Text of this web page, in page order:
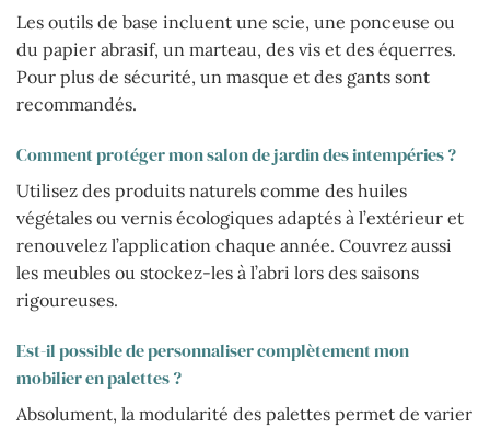
Les outils de base incluent une scie, une ponceuse ou
du papier abrasif, un marteau, des vis et des équerres.
Pour plus de sécurité, un masque et des gants sont
recommandés.
Comment protéger mon salon de jardin des intempéries ?
Utilisez des produits naturels comme des huiles
végétales ou vernis écologiques adaptés à l’extérieur et
renouvelez l’application chaque année. Couvrez aussi
les meubles ou stockez-les à l’abri lors des saisons
rigoureuses.
Est-il possible de personnaliser complètement mon
mobilier en palettes ?
Absolument, la modularité des palettes permet de varier